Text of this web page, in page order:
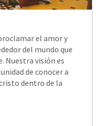
el amor y
del mundo que
Nuestra visión es
de conocer a
dentro de la